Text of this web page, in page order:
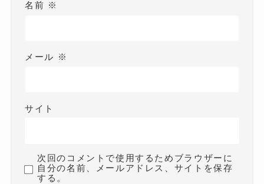
名前 ※
メール ※
サイト
次回のコメントで使用するためブラウザーに
自分の名前、メールアドレス、サイトを保存
する。